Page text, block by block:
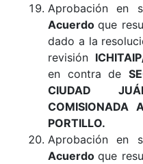
Aprobación en
Acuerdoque
dado a la
revisión
en contra de
CIUDAD
COMISIONADA
PORTILLO.
Aprobación en
Acuerdoque